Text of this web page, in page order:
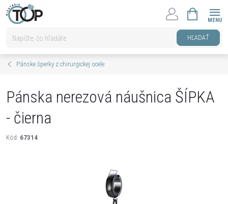
Prejsť
na
HĽADAŤ
KOŠÍK
Pánske šperky z chirurgickej ocele
Pánska nerezová náušnica ŠÍPKA
- čierna
Kód: 67314